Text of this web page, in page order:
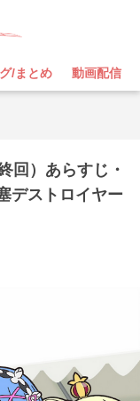
/まとめ 動画配信
回）あらすじ・
デストロイヤー